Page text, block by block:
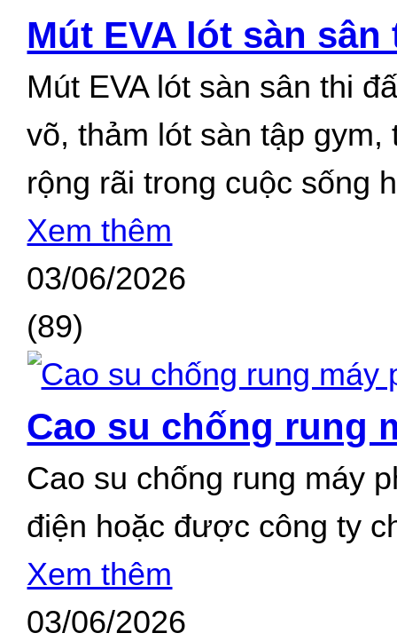
Gia công cao su
Cao su chân máy
Mút EVA lót sàn sân
Mút EVA lót sàn sân thi
võ, thảm lót sàn tập
rộng rãi trong cuộc sống
Xem thêm
03/06/2026
(89)
Cao su chống rung
Cao su chống rung máy
điện hoặc được công ty
Xem thêm
03/06/2026